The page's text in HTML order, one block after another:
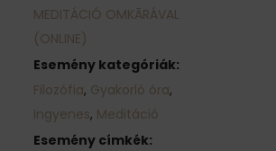
MEDITÁCIÓ OMKĀRÁVAL
(ONLINE)
Esemény kategóriák:
Filozófia, Gyakorló óra,
Ingyenes, Meditáció
Esemény címkék: